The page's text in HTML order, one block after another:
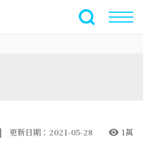
全文檢索
更新日期：2021-05-28 1萬